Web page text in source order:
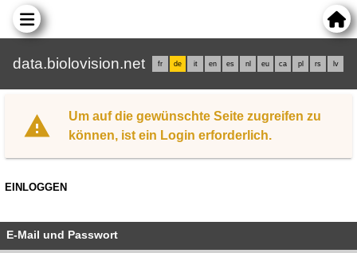
data.biolovision.net fr de it en es nl eu ca pl rs lv
Um auf die gewünschte Seite zugreifen zu
können, ist ein Login erforderlich.
EINLOGGEN
E-Mail und Passwort